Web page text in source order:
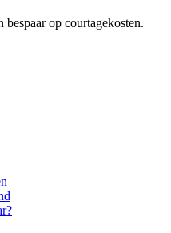
op courtagekosten.